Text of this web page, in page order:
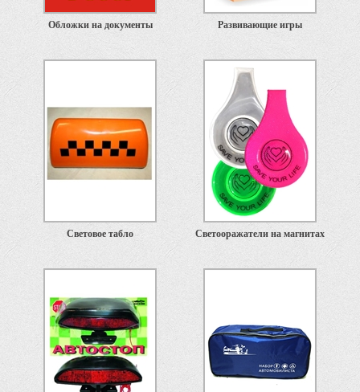
Обложки на документы Развивающие игры
Световое табло Светооражатели на магнитах